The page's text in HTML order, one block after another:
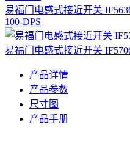
易福门电感式接近开关
100-DPS
易福门电感式接近开关
产品详情
产品参数
尺寸图
产品手册